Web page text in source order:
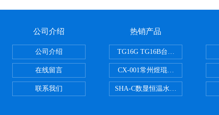
公司介绍
公司介绍
在线留言
联系我们
热销产品
TG16G TG16B台式高速离心机
CX-001常州煜琨电热铝块加热器
SHA-C数显恒温水浴振荡器往复